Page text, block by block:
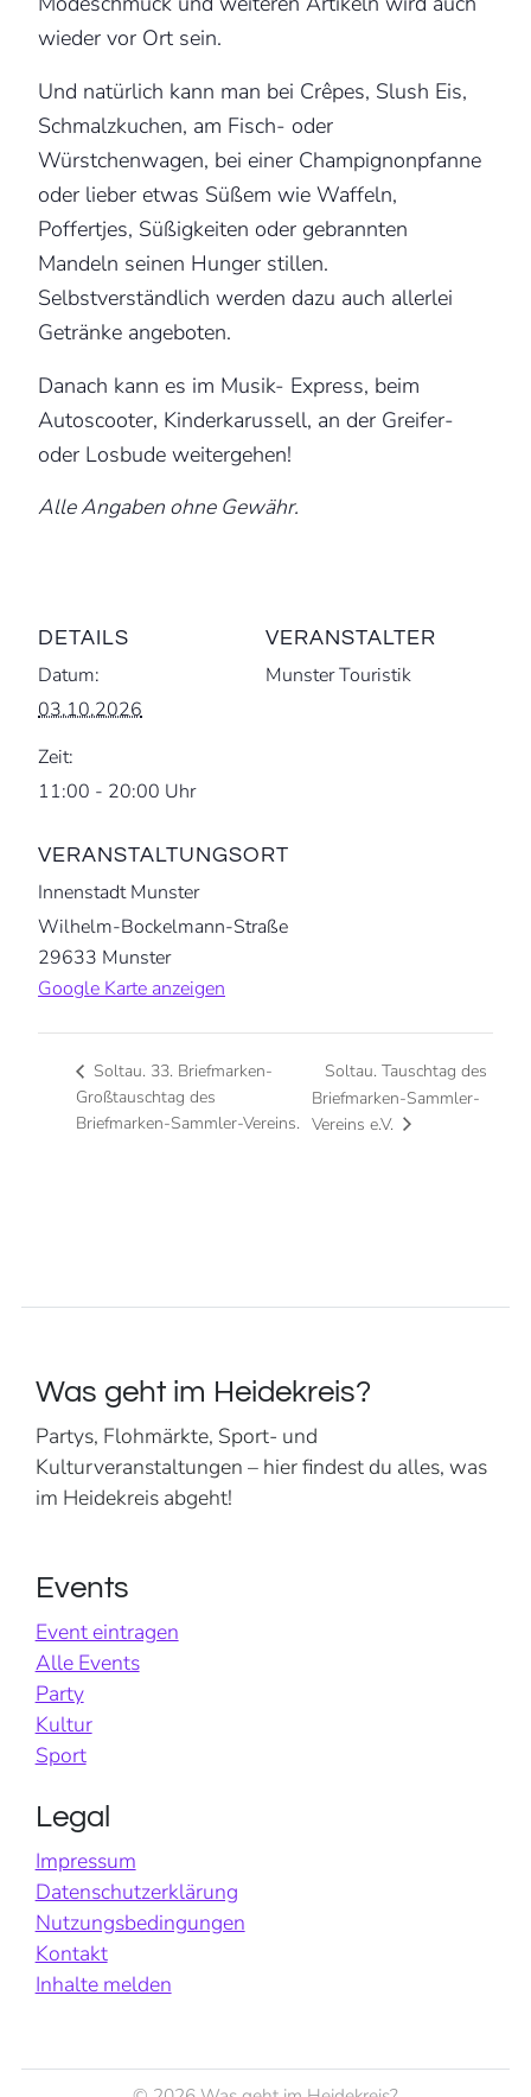
wieder vor Ort sein.
Und natürlich kann man bei Crêpes, Slush Eis,
Schmalzkuchen, am Fisch- oder
Würstchenwagen, bei einer Champignonpfanne
oder lieber etwas Süßem wie Waffeln,
Poffertjes, Süßigkeiten oder gebrannten
Mandeln seinen Hunger stillen.
Selbstverständlich werden dazu auch allerlei
Getränke angeboten.
Danach kann es im Musik- Express, beim
Autoscooter, Kinderkarussell, an der Greifer-
oder Losbude weitergehen!
Alle Angaben ohne Gewähr.
DETAILS
Datum:
03.10.2026
Zeit:
11:00 - 20:00 Uhr
VERANSTALTUNGSORT
Innenstadt Munster
Wilhelm-Bockelmann-Straße
29633 Munster
Google Karte anzeigen
VERANSTALTER
Munster Touristik
Soltau. 33. Briefmarken-
Großtauschtag des
Briefmarken-Sammler-Vereins.
Soltau. Tauschtag des
Briefmarken-Sammler-
Vereins e.V.
Was geht im Heidekreis?
Partys, Flohmärkte, Sport- und
Kulturveranstaltungen – hier findest du alles, was
im Heidekreis abgeht!
Events
Event eintragen
Alle Events
Party
Kultur
Sport
Legal
Impressum
Datenschutzerklärung
Nutzungsbedingungen
Kontakt
Inhalte melden